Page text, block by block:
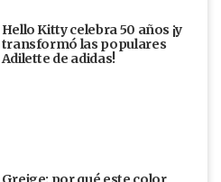
Hello Kitty celebra 50 años ¡y
transformó las populares
Adilette de adidas!